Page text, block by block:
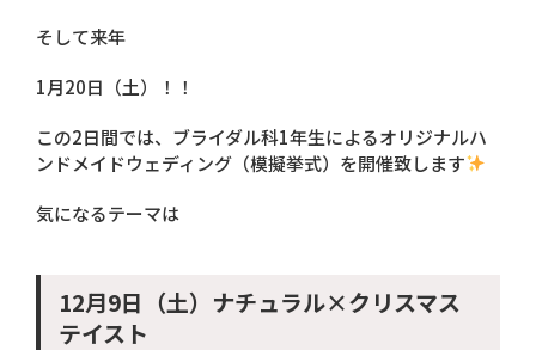
そして来年
1月20日（土）！！
この2日間では、ブライダル科1年生によるオリジナルハ
ンドメイドウェディング（模擬挙式）を開催致します
気になるテーマは
12月9日（土）ナチュラル×クリスマス
テイスト